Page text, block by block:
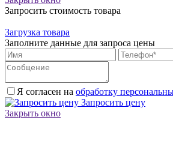
Запросить стоимость товара
Загрузка товара
Заполните данные для запроса цены
Я согласен на обработку
Запросить цену
Закрыть окно